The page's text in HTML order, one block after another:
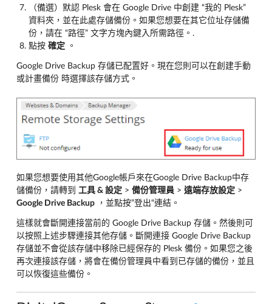
（備選）默認 Plesk 會在 Google Drive 中創建 “我的 Plesk”
資料夾，並在此處存儲備份。如果您想要在其它位址存儲備
份，請在 “路徑” 文字方塊內鍵入所需路徑。.
點按 確定 。
Google Drive Backup 存儲已配置好。現在您則可以在創建手動
或計畫備份 時選擇該存儲方式。
如果您想要使用其他Google帳戶來在Google Drive Backup中存
儲備份，請轉到 工具 & 設定 > 備份管理員 > 遠端存放設定 >
Google Drive Backup ，並點按”登出“連結。
這樣就會斷開連接當前的 Google Drive Backup 存儲。然後則可
以按照上述步驟連接其他存儲。斷開連接 Google Drive Backup
存儲並不會從該存儲中移除已經保存的 Plesk 備份。如果您之後
再次連接該存儲，將會在備份管理員中看到已存儲的備份，並且
可以恢復這些備份。